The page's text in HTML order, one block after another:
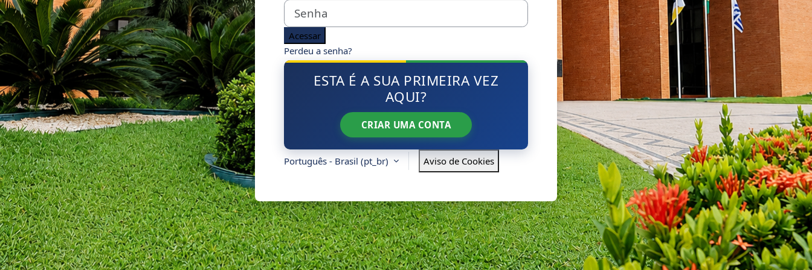
Senha
Acessar
Perdeu a senha?
ESTA É A SUA PRIMEIRA VEZ
AQUI?
CRIAR UMA CONTA
Português - Brasil ‎(pt_br)‎ Aviso de Cookies